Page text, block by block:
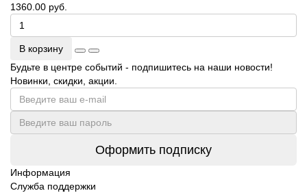
1360.00 руб.
В корзину
Будьте в центре событий - подпишитесь на наши новости!
Новинки, скидки, акции.
Оформить подписку
Информация
Служба поддержки